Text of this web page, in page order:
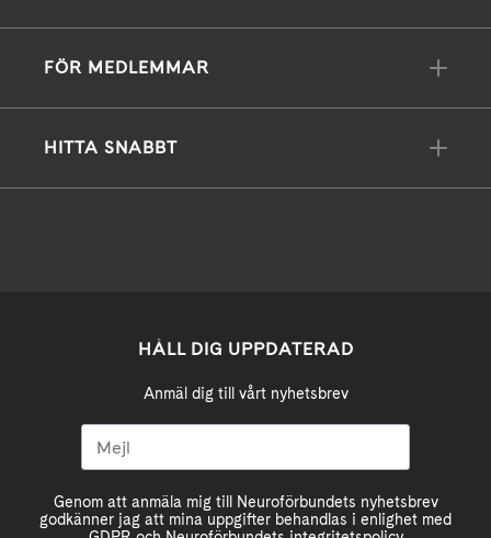
FÖR MEDLEMMAR
HITTA SNABBT
HÅLL DIG UPPDATERAD
Anmäl dig till vårt nyhetsbrev
Genom att anmäla mig till Neuroförbundets nyhetsbrev
godkänner jag att mina uppgifter behandlas i enlighet med